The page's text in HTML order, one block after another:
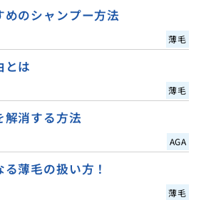
のシャンプー方法
薄毛
とは
薄毛
解消する方法
AGA
薄毛の扱い方！
薄毛